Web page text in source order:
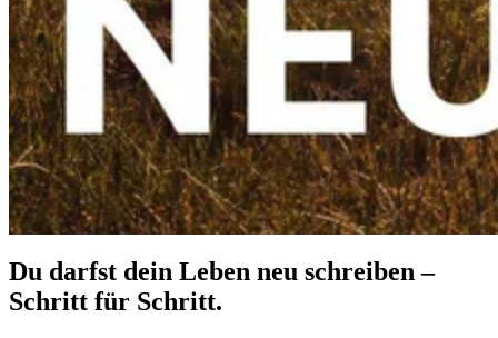
Du darfst dein Leben neu schreiben –
Schritt für Schritt.